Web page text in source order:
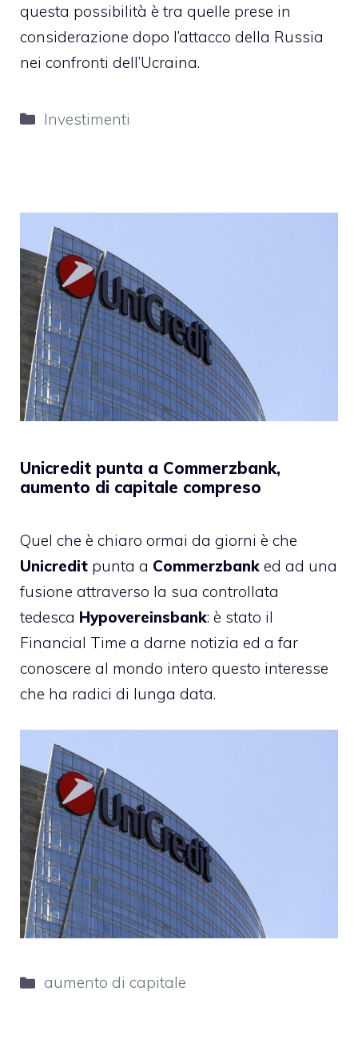
questa possibilità è tra quelle prese in
considerazione dopo l’attacco della Russia
nei confronti dell’Ucraina.
Categorie
Investimenti
Unicredit punta a Commerzbank,
aumento di capitale compreso
Quel che è chiaro ormai da giorni è che
Unicredit punta a Commerzbank ed ad una
fusione attraverso la sua controllata
tedesca Hypovereinsbank: è stato il
Financial Time a darne notizia ed a far
conoscere al mondo intero questo interesse
che ha radici di lunga data.
Categorie
aumento di capitale